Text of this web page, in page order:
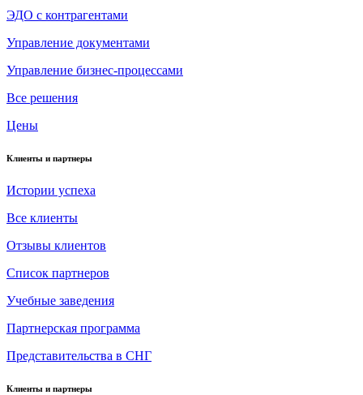
ЭДО с контрагентами
Управление документами
Управление бизнес-процессами
Все решения
Цены
Клиенты и партнеры
Истории успеха
Все клиенты
Отзывы клиентов
Список партнеров
Учебные заведения
Партнерская программа
Представительства в СНГ
Клиенты и партнеры